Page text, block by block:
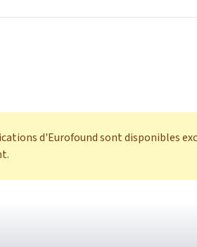
d'Eurofound sont disponibles